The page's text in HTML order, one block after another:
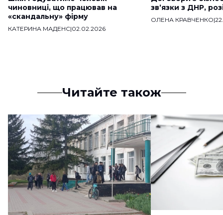
чиновниці, що працював на
«скандальну» фірму
КАТЕРИНА МАДЕНС|02.02.2026
звʼязки з ДНР,
ОЛЕНА КРАВЧЕНКО|
Читайте також